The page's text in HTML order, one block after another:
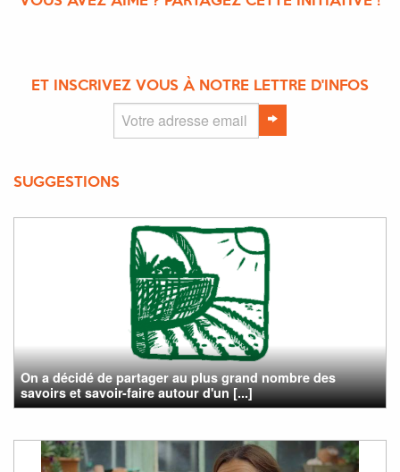
ET INSCRIVEZ VOUS À NOTRE LETTRE D'INFOS
SUGGESTIONS
On a décidé de partager au plus grand nombre des
savoirs et savoir-faire autour d'un [...]